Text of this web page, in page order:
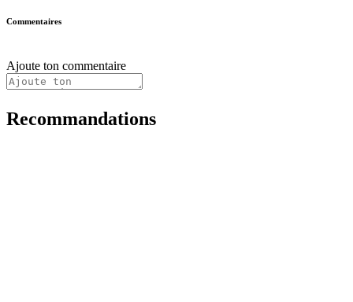
Commentaires
Ajoute ton commentaire
Recommandations